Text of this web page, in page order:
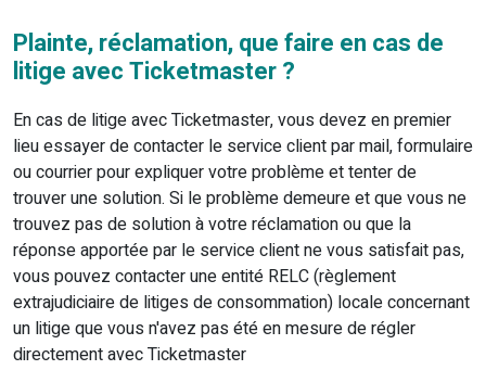
Plainte, réclamation, que faire en cas de
litige avec Ticketmaster ?
En cas de litige avec Ticketmaster, vous devez en premier
lieu essayer de contacter le service client par mail, formulaire
ou courrier pour expliquer votre problème et tenter de
trouver une solution. Si le problème demeure et que vous ne
trouvez pas de solution à votre réclamation ou que la
réponse apportée par le service client ne vous satisfait pas,
vous pouvez contacter une entité RELC (règlement
extrajudiciaire de litiges de consommation) locale concernant
un litige que vous n'avez pas été en mesure de régler
directement avec Ticketmaster